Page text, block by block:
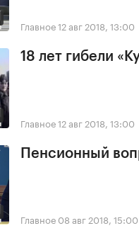
Главное12 авг 2018, 13:00
18 лет гибели
Главное12 авг 2018, 13:00
Пенсионный
Главное 08 авг 2018, 15:00